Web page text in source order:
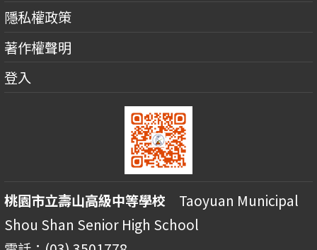
隱私權政策
著作權聲明
登入
桃園市立壽山高級中等學校 Taoyuan Municipal
Shou Shan Senior High School